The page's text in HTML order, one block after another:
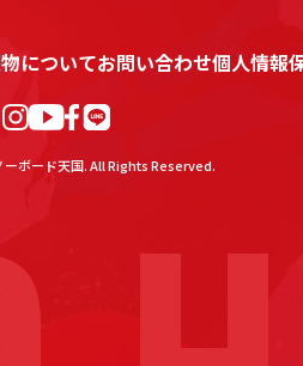
についてお問い合わせ個人情報
ボード天国. All Rights Reserved.